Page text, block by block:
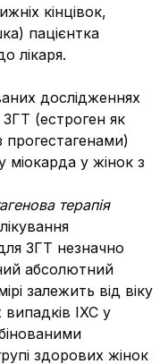
кінцівок,
пацієнтка
лікаря.
дослідженнях
(естроген як
прогестагенами)
міокарда у жінок з
терапія
ЗГТ незначно
абсолютний
залежить від віку
ІХС у
здорових жінок